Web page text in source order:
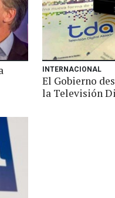
INTERNACIONAL
El Gobierno
la Televisión